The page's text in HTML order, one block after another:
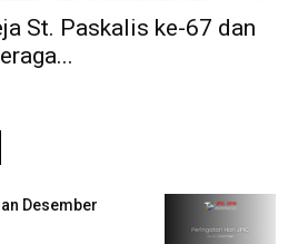
St. Paskalis ke-67 dan
Desember